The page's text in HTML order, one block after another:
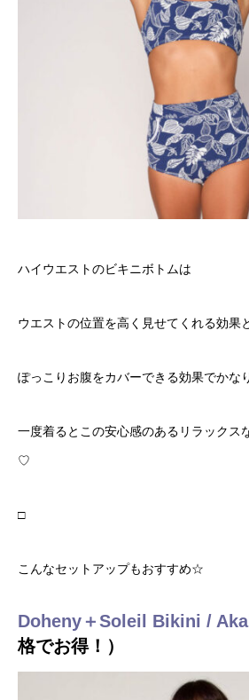
ハイウエストのビキニボトムは
ウエストの位置を高く見せてくれる効果
ぽっこりお腹をカバーできる効果でかな
一度着るとこの安心感のあるリラックス
♡
□
こんなセットアップもおすすめ☆
Doheny＋Soleil Bikini /
格でお得！）